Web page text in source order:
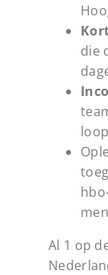
die
Al 1 op